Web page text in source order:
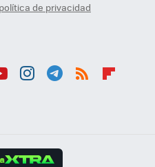
política de privacidad